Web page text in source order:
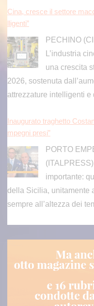
Cina, cresce il settore
lligenti”
PECHINO
L’industria
una crescita
2026, sostenuta
attrezzature intelligenti
Inaugurato traghetto
mpegni presi”
PORTO
importante:
della Sicilia, unitamente
sempre all’altezza dei